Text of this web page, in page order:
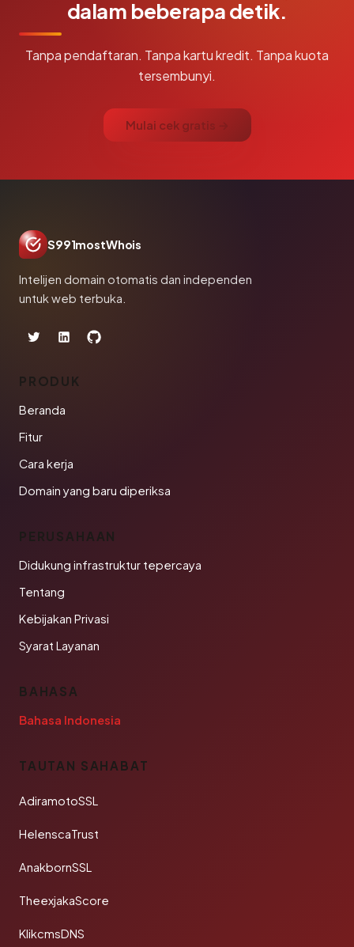
dalam beberapa detik.
Tanpa pendaftaran. Tanpa kartu kredit. Tanpa kuota
tersembunyi.
Mulai cek gratis →
S991mostWhois
Intelijen domain otomatis dan independen
untuk web terbuka.
PRODUK
Beranda
Fitur
Cara kerja
Domain yang baru diperiksa
PERUSAHAAN
Didukung infrastruktur tepercaya
Tentang
Kebijakan Privasi
Syarat Layanan
BAHASA
Bahasa Indonesia
TAUTAN SAHABAT
AdiramotoSSL
HelenscaTrust
AnakbornSSL
TheexjakaScore
KlikcmsDNS